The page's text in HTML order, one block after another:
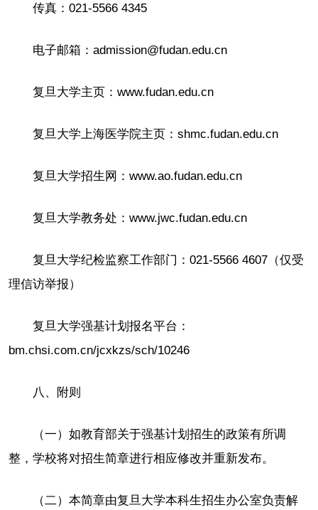
传真：021-5566 4345
电子邮箱：admission@fudan.edu.cn
复旦大学主页：www.fudan.edu.cn
复旦大学上海医学院主页：shmc.fudan.edu.cn
复旦大学招生网：www.ao.fudan.edu.cn
复旦大学教务处：www.jwc.fudan.edu.cn
复旦大学纪检监察工作部门：021-5566 4607（仅受
理信访举报）
复旦大学强基计划报名平台：
bm.chsi.com.cn/jcxkzs/sch/10246
八、附则
（一）如教育部关于强基计划招生的政策有所调
整，学校将对招生简章进行相应修改并重新发布。
（二）本简章由复旦大学本科生招生办公室负责解